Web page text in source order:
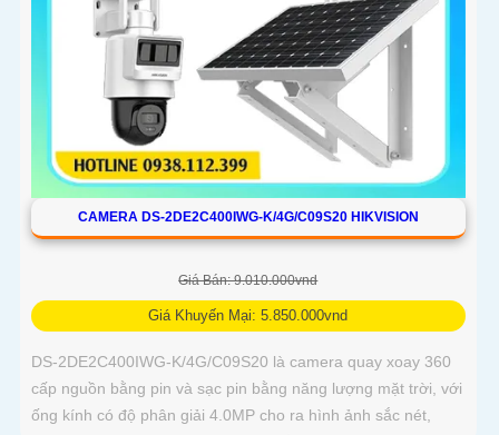
CAMERA DS-2DE2C400IWG-K/4G/C09S20 HIKVISION
Giá Bán: 9.010.000vnd
Giá Khuyến Mại: 5.850.000vnd
DS-2DE2C400IWG-K/4G/C09S20 là camera quay xoay 360
cấp nguồn bằng pin và sạc pin bằng năng lượng mặt trời, với
ống kính có độ phân giải 4.0MP cho ra hình ảnh sắc nét,